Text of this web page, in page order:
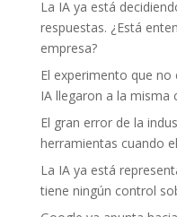
La IA ya está
respuestas. ¿Está
empresa?
El experimento que
IA llegaron a la misma
El gran error de la
herramientas cuando
La IA ya está
tiene ningún control